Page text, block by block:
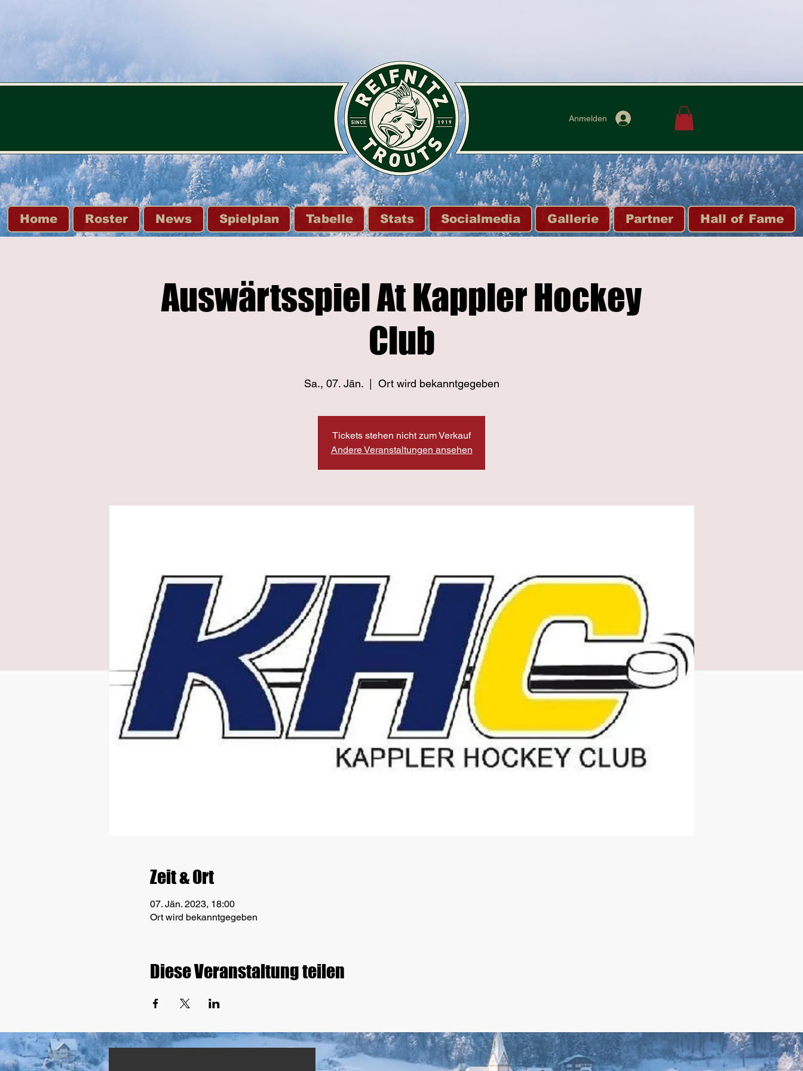
Anmelden
Home Roster News Spielplan Tabelle Stats Socialmedia Gallerie Partner Hall of Fame
Auswärtsspiel At Kappler Hockey
Club
Sa., 07. Jän.
  |
Ort wird bekanntgegeben
Tickets stehen nicht zum Verkauf
Andere Veranstaltungen ansehen
Zeit & Ort
07. Jän. 2023, 18:00
Ort wird bekanntgegeben
Diese Veranstaltung teilen